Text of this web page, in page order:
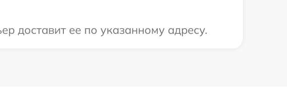
доставит ее по указанному адресу.